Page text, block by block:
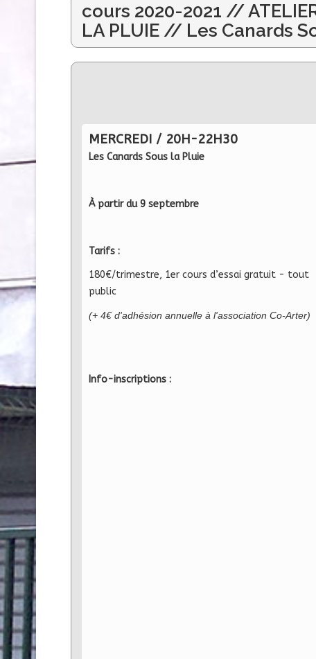
cours 2020-2021 //
LA PLUIE // Les Canards
MERCREDI / 20H-22H30
Les Canards Sous la Pluie
À partir du 9 septembre
Tarifs :
180€/trimestre, 1er cours d’essai gratuit - tout
public
(+ 4€ d'adhésion annuelle à l'association Co-Arter)
Info-inscriptions :